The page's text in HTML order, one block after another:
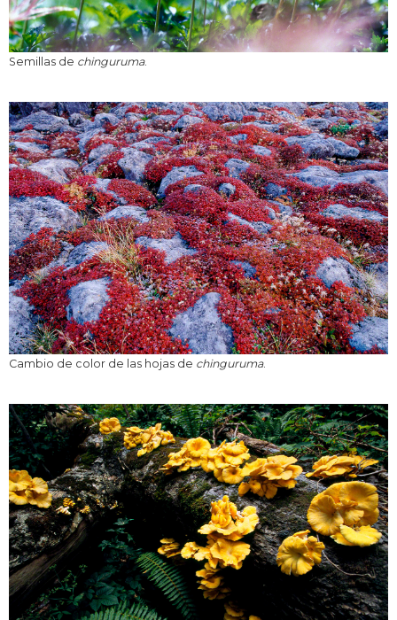
Semillas de chinguruma.
Cambio de color de las hojas de chinguruma.